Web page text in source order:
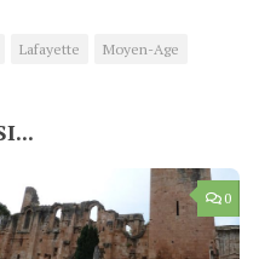
Lafayette Moyen-Age
0